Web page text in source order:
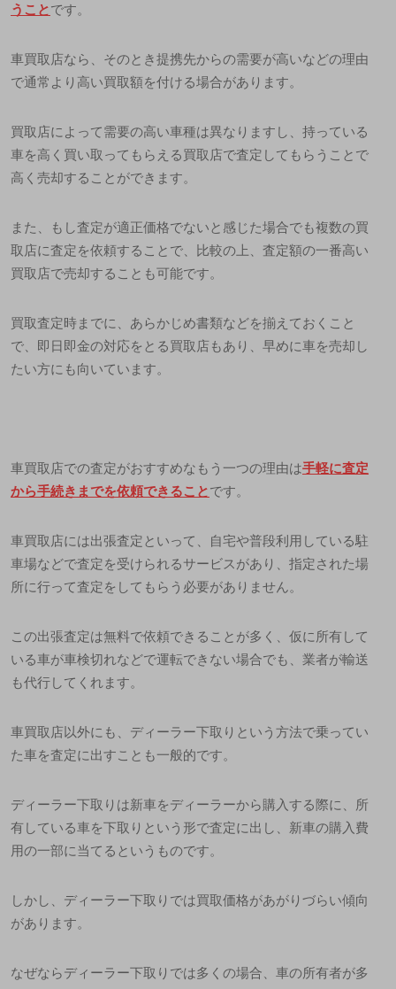
うことです。
車買取店なら、そのとき提携先からの需要が高いなどの理由
で通常より高い買取額を付ける場合があります。
買取店によって需要の高い車種は異なりますし、持っている
車を高く買い取ってもらえる買取店で査定してもらうことで
高く売却することができます。
また、もし査定が適正価格でないと感じた場合でも複数の買
取店に査定を依頼することで、比較の上、査定額の一番高い
買取店で売却することも可能です。
買取査定時までに、あらかじめ書類などを揃えておくこと
で、即日即金の対応をとる買取店もあり、早めに車を売却し
たい方にも向いています。
車買取店での査定がおすすめなもう一つの理由は手軽に査定
から手続きまでを依頼できることです。
車買取店には出張査定といって、自宅や普段利用している駐
車場などで査定を受けられるサービスがあり、指定された場
所に行って査定をしてもらう必要がありません。
この出張査定は無料で依頼できることが多く、仮に所有して
いる車が車検切れなどで運転できない場合でも、業者が輸送
も代行してくれます。
車買取店以外にも、ディーラー下取りという方法で乗ってい
た車を査定に出すことも一般的です。
ディーラー下取りは新車をディーラーから購入する際に、所
有している車を下取りという形で査定に出し、新車の購入費
用の一部に当てるというものです。
しかし、ディーラー下取りでは買取価格があがりづらい傾向
があります。
なぜならディーラー下取りでは多くの場合、車の所有者が多